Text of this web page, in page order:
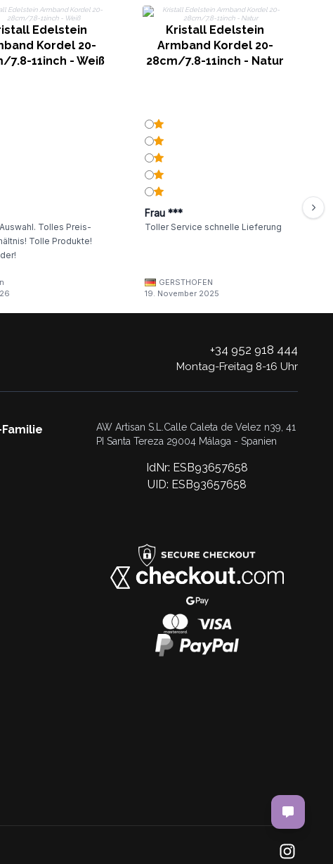
Edelstein
Kordel 20-
7.8-11inch - Weiß
Kristall Edelstein
Armband Kordel 20-
28cm/7.8-11inch - Natur
Tolles Preis-
Tolle Produkte!
Frau ***
Toller Service schnelle Lieferung
GERSTHOFEN
19. November 2025
+34 952 918 444
Montag-Freitag 8-16 Uhr
AW Artisan S.L.Calle Caleta de Velez n39, 41
PI Santa Tereza 29004 Málaga - Spanien
IdNr: ESB93657658
UID: ESB93657658